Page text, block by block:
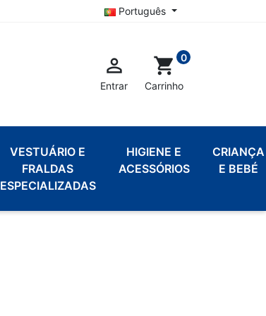
Português

Entrar
shopping_cart 0
Carrinho
VESTUÁRIO E
FRALDAS
ESPECIALIZADAS
HIGIENE E
ACESSÓRIOS
CRIANÇA
E BEBÉ